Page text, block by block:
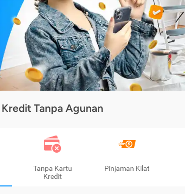
Kredit Tanpa Agunan
Tanpa Kartu
Kredit
Pinjaman Kilat